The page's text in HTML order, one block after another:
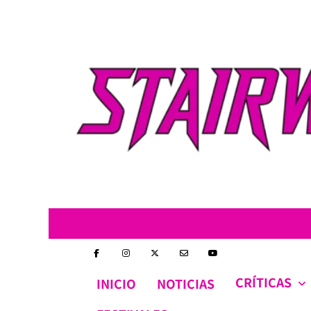
INICIO NOTICIAS CRÍTICAS